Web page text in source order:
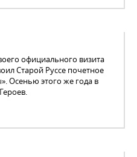
официального визита
Старой Руссе почетное
Осенью этого же года в